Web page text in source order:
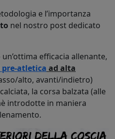
e l’importanza
nel nostro post dedicato
efficacia allenante,
atletica ad alta
alto, avanti/indietro)
la corsa balzata (alle
introdotte in maniera